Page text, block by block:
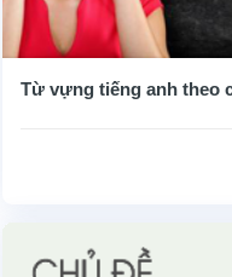
Từ vựng tiếng anh theo